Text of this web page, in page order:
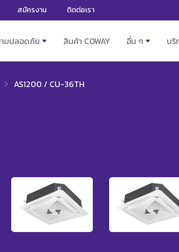
สมัครงาน ติดต่อเรา
มปลอดภัย สินค้า COWAY อื่น ๆ บริ
AS1200 / CU-36TH